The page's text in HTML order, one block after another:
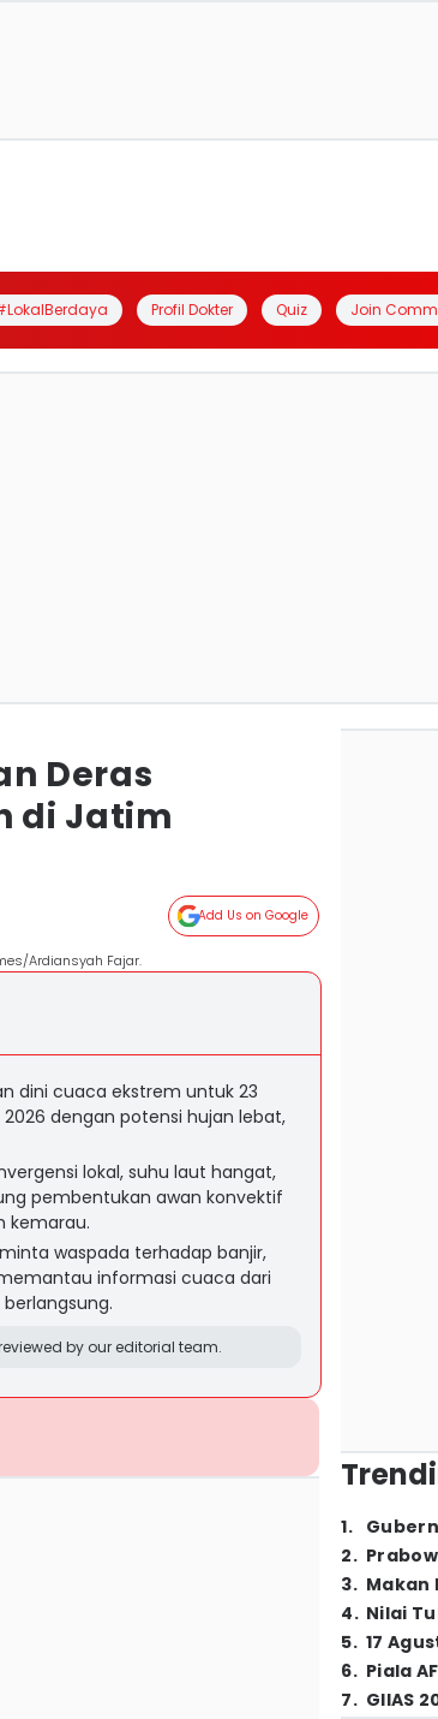
Profil Dokter Quiz Join
Deras
di Jatim
Add Us on Google
Ardiansyah Fajar.
dini cuaca ekstrem untuk 23
dengan potensi hujan lebat,
lokal, suhu laut hangat,
pembentukan awan konvektif
kemarau.
waspada terhadap banjir,
informasi cuaca dari
by our editorial team.
1.
2.
3. Makan
4. Nilai
5. 17
6. Piala
7. GIIAS